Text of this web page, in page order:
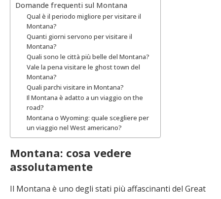
Domande frequenti sul Montana
Qual è il periodo migliore per visitare il
Montana?
Quanti giorni servono per visitare il
Montana?
Quali sono le città più belle del Montana?
Vale la pena visitare le ghost town del
Montana?
Quali parchi visitare in Montana?
Il Montana è adatto a un viaggio on the
road?
Montana o Wyoming: quale scegliere per
un viaggio nel West americano?
Montana: cosa vedere
assolutamente
Il Montana è uno degli stati più affascinanti del Great